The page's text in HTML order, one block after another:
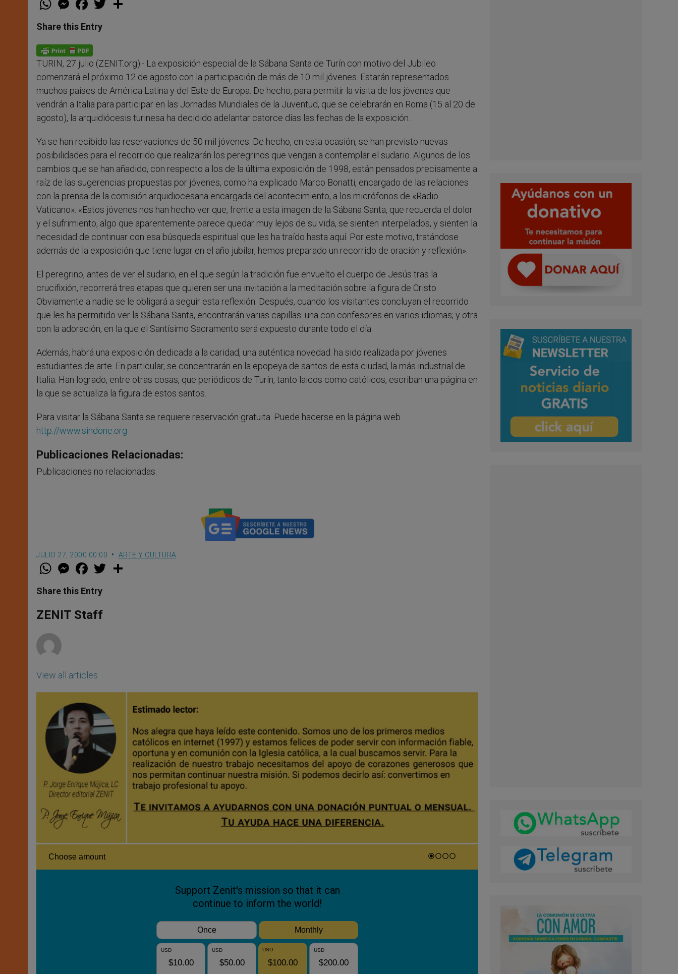
t
s
p
p
e
s
e
g
e
r
a
e
b
o
k
w
Share this Entry
TURIN, 27 julio (ZENIT.org).- La exposición especial de la Sábana Santa de Turín con motivo del Jubileo
comenzará el próximo 12 de agosto con la participación de más de 10 mil jóvenes. Estarán representados
muchos países de América Latina y del Este de Europa. De hecho, para permitir la visita de los jóvenes que
vendrán a Italia para participar en las Jornadas Mundiales de la Juventud, que se celebrarán en Roma (15 al 20 de
agosto), la arquidiócesis turinesa ha decidido adelantar catorce días las fechas de la exposición.
Ya se han recibido las reservaciones de 50 mil jóvenes. De hecho, en esta ocasión, se han previsto nuevas
posibilidades para el recorrido que realizarán los peregrinos que vengan a contemplar el sudario. Algunos de los
cambios que se han añadido, con respecto a los de la última exposición de 1998, están pensados precisamente a
raíz de las sugerencias propuestas por jóvenes, como ha explicado Marco Bonatti, encargado de las relaciones
con la prensa de la comisión arquidiocesana encargada del acontecimiento, a los micrófonos de «Radio
Vaticano»: «Estos jóvenes nos han hecho ver que, frente a esta imagen de la Sábana Santa, que recuerda el dolor
y el sufrimiento, algo que aparentemente parece quedar muy lejos de su vida, se sienten interpelados, y sienten la
necesidad de continuar con esa búsqueda espiritual que les ha traído hasta aquí. Por este motivo, tratándose
además de la exposición que tiene lugar en el año jubilar, hemos preparado un recorrido de oración y reflexión».
El peregrino, antes de ver el sudario, en el que según la tradición fue envuelto el cuerpo de Jesús tras la
crucifixión, recorrerá tres etapas que quieren ser una invitación a la meditación sobre la figura de Cristo.
Obviamente a nadie se le obligará a seguir esta reflexión. Después, cuando los visitantes concluyan el recorrido
que les ha permitido ver la Sábana Santa, encontrarán varias capillas: una con confesores en varios idiomas; y otra
con la adoración, en la que el Santísimo Sacramento será expuesto durante todo el día.
Además, habrá una exposición dedicada a la caridad, una auténtica novedad: ha sido realizada por jóvenes
estudiantes de arte. En particular, se concentrarán en la epopeya de santos de esta ciudad, la más industrial de
Italia. Han logrado, entre otras cosas, que periódicos de Turín, tanto laicos como católicos, escriban una página en
la que se actualiza la figura de estos santos.
Para visitar la Sábana Santa se requiere reservación gratuita. Puede hacerse en la página web
http://www.sindone.org
Publicaciones Relacionadas:
Publicaciones no relacionadas.
JULIO 27, 2000 00:00 ARTE Y CULTURA
W
t
s
p
p
M
e
s
e
g
e
F
a
e
b
o
k
w
Share this Entry
ZENIT Staff
View all articles